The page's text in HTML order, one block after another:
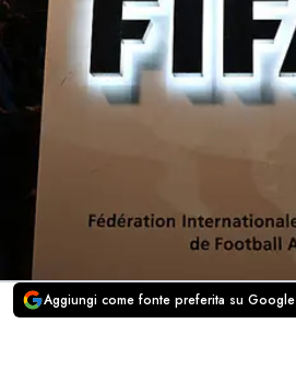
Aggiungi come fonte preferita su Google